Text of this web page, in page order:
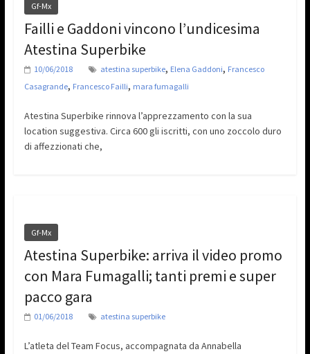
Gf-Mx
Failli e Gaddoni vincono l’undicesima
Atestina Superbike
10/06/2018 atestina superbike, Elena Gaddoni, Francesco
Casagrande, Francesco Failli, mara fumagalli
Atestina Superbike rinnova l’apprezzamento con la sua
location suggestiva. Circa 600 gli iscritti, con uno zoccolo duro
di affezzionati che,
Gf-Mx
Atestina Superbike: arriva il video promo
con Mara Fumagalli; tanti premi e super
pacco gara
01/06/2018 atestina superbike
L’atleta del Team Focus, accompagnata da Annabella